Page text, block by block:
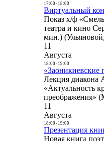
17:00- 18:00
Виртуальный
Показ х/ф
театра и кино
мин.)
11
Августа
18:00- 19:00
«Заоникиевские
Лекция диакона
«Актуальность
преображения»
11
Августа
18:00- 19:00
Презентация
Новая книга